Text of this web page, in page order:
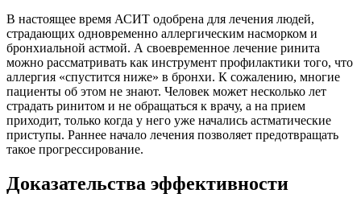
В настоящее время АСИТ одобрена для лечения людей,
страдающих одновременно аллергическим насморком и
бронхиальной астмой. А своевременное лечение ринита
можно рассматривать как инструмент профилактики того, что
аллергия «спустится ниже» в бронхи. К сожалению, многие
пациенты об этом не знают. Человек может несколько лет
страдать ринитом и не обращаться к врачу, а на прием
приходит, только когда у него уже начались астматические
приступы. Раннее начало лечения позволяет предотвращать
такое прогрессирование.
Доказательства эффективности